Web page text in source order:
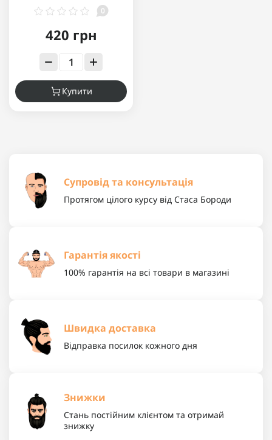
0
420 грн
Купити
Супровід та консультація
Протягом цілого курсу від Стаса Бороди
Гарантія якості
100% гарантія на всі товари в магазині
Швидка доставка
Відправка посилок кожного дня
Знижки
Стань постійним клієнтом та отримай
знижку